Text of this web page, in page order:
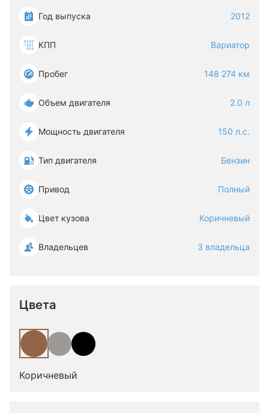
Год выпуска 2012
КПП Вариатор
Пробег 148 274 км
Объем двигателя 2.0 л
Мощность двигателя 150 л.с.
Тип двигателя Бензин
Привод Полный
Цвет кузова Коричневый
Владельцев 3 владельца
Цвета
Коричневый